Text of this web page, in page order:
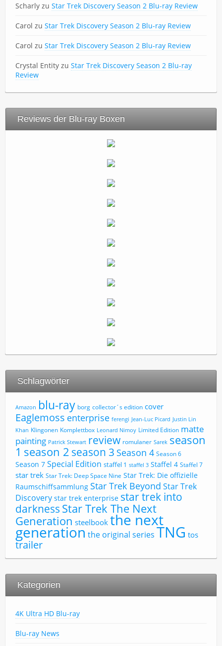
Scharly zu Star Trek Discovery Season 2 Blu-ray Review
Carol zu Star Trek Discovery Season 2 Blu-ray Review
Carol zu Star Trek Discovery Season 2 Blu-ray Review
Crystal Entity zu Star Trek Discovery Season 2 Blu-ray
Review
Reviews der Blu-ray Boxen
Schlagwörter
Amazon blu-ray borg collector´s edition cover
Eaglemoss enterprise ferengi Jean-Luc Picard Justin Lin
Khan Klingonen Komplettbox Leonard Nimoy Limited Edition matte
painting Patrick Stewart review romulaner Sarek season
1 season 2 season 3 Season 4 Season 6
Season 7 Special Edition staffel 1 staffel 3 Staffel 4 Staffel 7
star trek Star Trek: Deep Space Nine Star Trek: Die offizielle
Raumschiffsammlung Star Trek Beyond Star Trek
Discovery star trek enterprise star trek into
darkness Star Trek The Next
Generation steelbook the next
generation the original series TNG tos
trailer
Kategorien
4K Ultra HD Blu-ray
Blu-ray News